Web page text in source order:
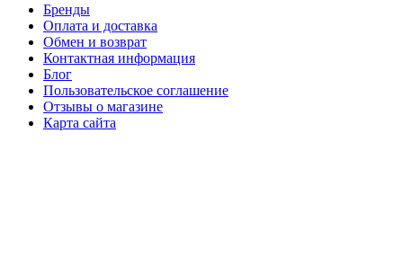
Бренды
Оплата и доставка
Обмен и возврат
Контактная информация
Блог
Пользовательское соглашение
Отзывы о магазине
Карта сайта